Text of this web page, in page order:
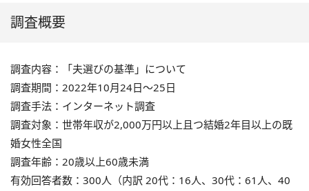
調査概要
調査内容：「夫選びの基準」について
調査期間：2022年10月24日～25日
調査手法：インターネット調査
調査対象：世帯年収が2,000万円以上且つ結婚2年目以上の既
婚女性全国
調査年齢：20歳以上60歳未満
有効回答者数：300人（内訳 20代：16人、30代：61人、40